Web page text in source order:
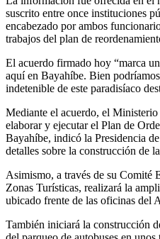
suscrito entre once instituciones
encabezado por ambos
trabajos del plan de
El acuerdo firmado hoy “marca
aquí en Bayahíbe. Bien
indetenible de este paradisíaco
Mediante el acuerdo, el
elaborar y ejecutar el Plan de
Bayahíbe, indicó la Presidencia
detalles sobre la construcción de
Asimismo, a través de su Comité
Zonas Turísticas, realizará la
ubicado frente de las oficinas del
También iniciará la construcción